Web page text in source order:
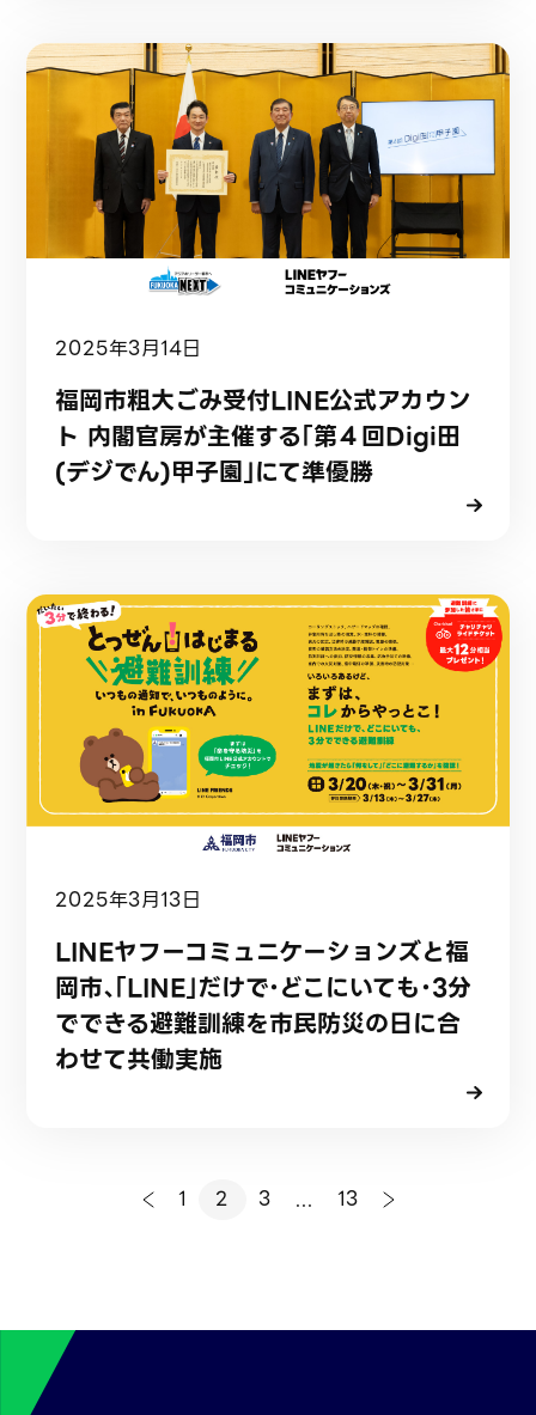
2025年3月14日
福岡市粗大ごみ受付LINE公式アカウン
ト 内閣官房が主催する「第４回Digi田
(デジでん)甲子園」にて準優勝
2025年3月13日
LINEヤフーコミュニケーションズと福
岡市、「LINE」だけで・どこにいても・3分
でできる避難訓練を市民防災の日に合
わせて共働実施
1 2 3 ... 13